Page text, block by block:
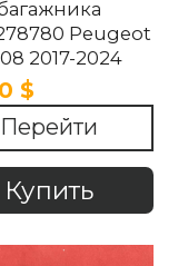
Peugeot
2017-2024
$
Перейти
Купить